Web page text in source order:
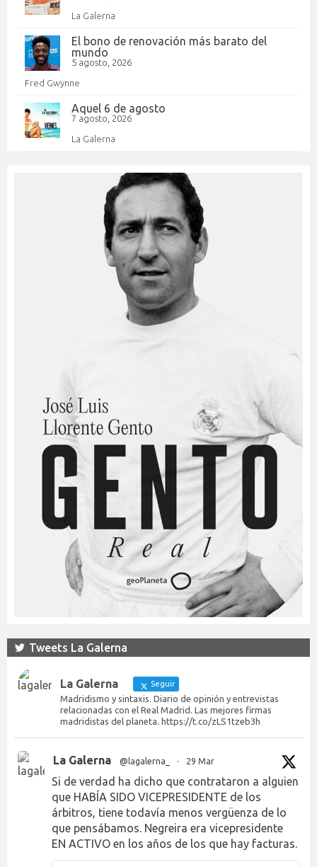
La Galerna
El bono de renovación más barato del
mundo
5 agosto, 2026
Fred Gwynne
Aquel 6 de agosto
7 agosto, 2026
La Galerna
Tweets La Galerna
La Galerna Seguir
Madridismo y sintaxis. Diario de opinión y entrevistas
relacionadas con el Real Madrid. Las mejores firmas
madridistas del planeta. https://t.co/zLS1tzeb3h
La Galerna @lagalerna_ · 29 Mar
Si de verdad ha dicho que contrataron a alguien
que HABÍA SIDO VICEPRESIDENTE de los
árbitros, tiene todavía menos vergüenza de lo
que pensábamos. Negreira era vicepresidente
EN ACTIVO en los años de los que hay facturas.